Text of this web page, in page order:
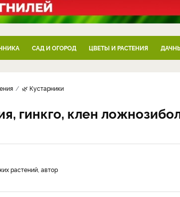
САД И ОГОРОД ЦВЕТЫ И РАСТЕНИЯ
🌿 Кустарники
гинкго, клен
растений, автор